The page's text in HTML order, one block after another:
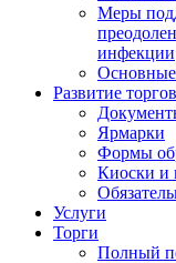
Меры
инфекции
Развитие
Ярмарки
Формы
Киоски и
Услуги
Торги
Полный